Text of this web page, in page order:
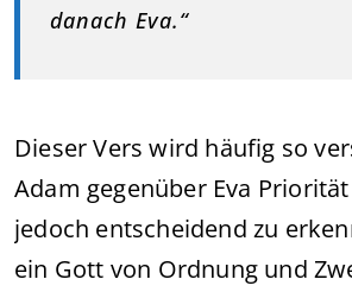
danach Eva.“
Dieser Vers wird häufig so
Adam gegenüber Eva
jedoch entscheidend zu
ein Gott von Ordnung und